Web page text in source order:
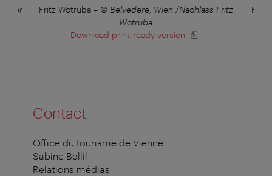
Fritz Wotruba– © Belvedere, Wien /Nachlass Fritz
Wotruba
Download print-ready version
Fritz
Contact
Office du tourisme de Vienne
Sabine Bellil
Relations médias